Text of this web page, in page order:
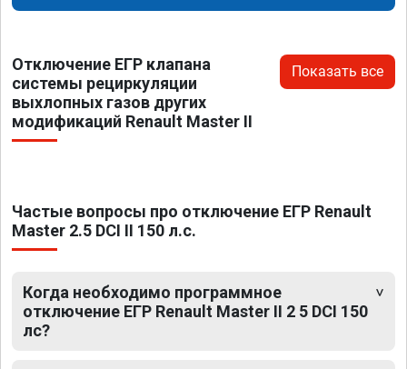
Отключение ЕГР клапана
системы рециркуляции
выхлопных газов других
модификаций Renault Master II
Показать все
Частые вопросы про отключение ЕГР Renault
Master 2.5 DCI II 150 л.с.
Когда необходимо программное
отключение ЕГР Renault Master II 2 5 DCI 150
лс?